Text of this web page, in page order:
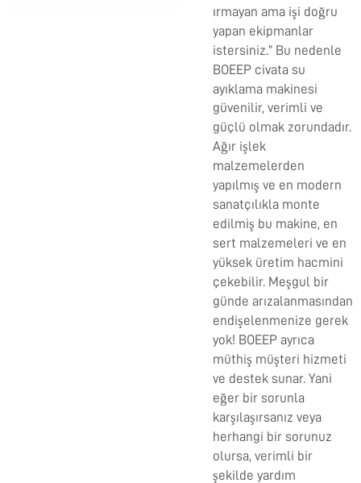
ırmayan ama işi doğru
yapan ekipmanlar
istersiniz.” Bu nedenle
BOEEP civata su
ayıklama makinesi
güvenilir, verimli ve
güçlü olmak zorundadır.
Ağır işlek
malzemelerden
yapılmış ve en modern
sanatçılıkla monte
edilmiş bu makine, en
sert malzemeleri ve en
yüksek üretim hacmini
çekebilir. Meşgul bir
günde arızalanmasından
endişelenmenize gerek
yok! BOEEP ayrıca
müthiş müşteri hizmeti
ve destek sunar. Yani
eğer bir sorunla
karşılaşırsanız veya
herhangi bir sorunuz
olursa, verimli bir
şekilde yardım